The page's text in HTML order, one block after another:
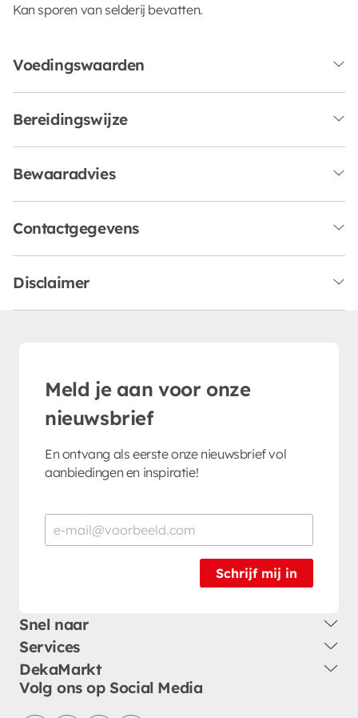
Kan sporen van selderij bevatten.
Voedingswaarden
Bereidingswijze
Bewaaradvies
Contactgegevens
Disclaimer
Meld je aan voor onze
nieuwsbrief
En ontvang als eerste onze nieuwsbrief vol
aanbiedingen en inspiratie!
Schrijf mij in
Snel naar
Services
DekaMarkt
Volg ons op Social Media